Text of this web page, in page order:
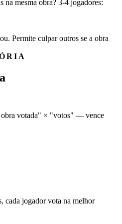
na mesma obra? 3-4 jogadores:
Permite culpar outros se a obra
obra votada" × "votos" — vence
cada jogador vota na melhor